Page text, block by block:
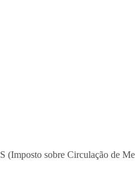
sobre Circulação de